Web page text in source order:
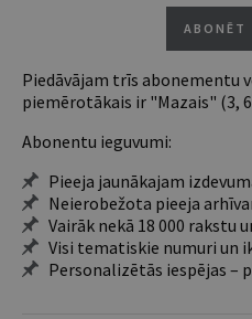
ABONĒT
Piedāvājam trīs abonementu
piemērotākais ir "Mazais" (3,
Abonentu ieguvumi:
Pieeja jaunākajam
Neierobežota pieeja
Vairāk nekā 18 000 rakstu
Visi tematiskie numuri un
Personalizētās iespējas –